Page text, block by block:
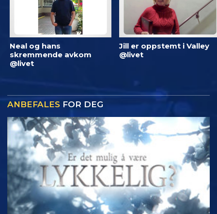
Neal og hans
skremmende avkom
@livet
Jill er oppstemt i Valley
@livet
ANBEFALES FOR DEG